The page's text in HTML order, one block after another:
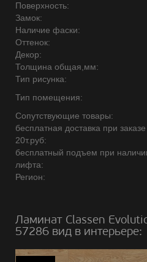
Поверхность:
Замок:
Наличие фаски:
Оттенок:
Декор:
Толщина общая,мм:
Тип рисунка:
Тип помещения:
Сопутствующие товары:
бесплатная доставка при
20т.руб:
бесплатный подъем при
лифта:
Регион:
Ламинат Classen
57286 вид в интерьере: